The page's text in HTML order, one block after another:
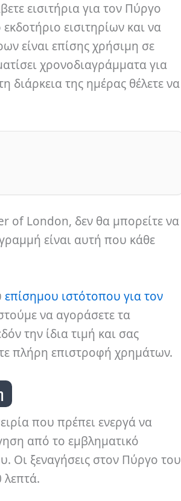
εισιτήρια για τον Πύργο
εισιτηρίων και να
είναι επίσης χρήσιμη σε
χρονοδιαγράμματα για
διάρκεια της ημέρας θέλετε να
of London, δεν θα μπορείτε να
είναι αυτή που κάθε
επίσημου ιστότοπου για τον
να αγοράσετε τα
την ίδια τιμή και σας
πλήρη επιστροφή χρημάτων.
που πρέπει ενεργά να
από το εμβληματικό
Οι ξεναγήσεις στον Πύργο του
λεπτά.